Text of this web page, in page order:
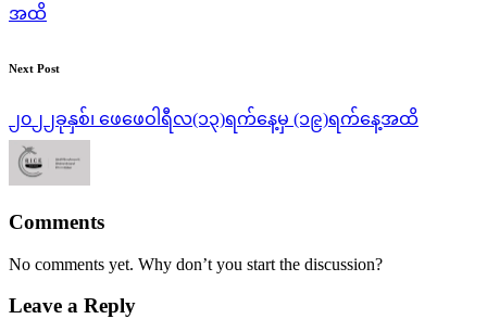
အထိ
Next Post
၂၀၂၂ခုနှစ်၊ ဖေဖေဝါရီလ(၁၃)ရက်နေ့မှ (၁၉)ရက်နေ့အထိ
Comments
No comments yet. Why don’t you start the discussion?
Leave a Reply